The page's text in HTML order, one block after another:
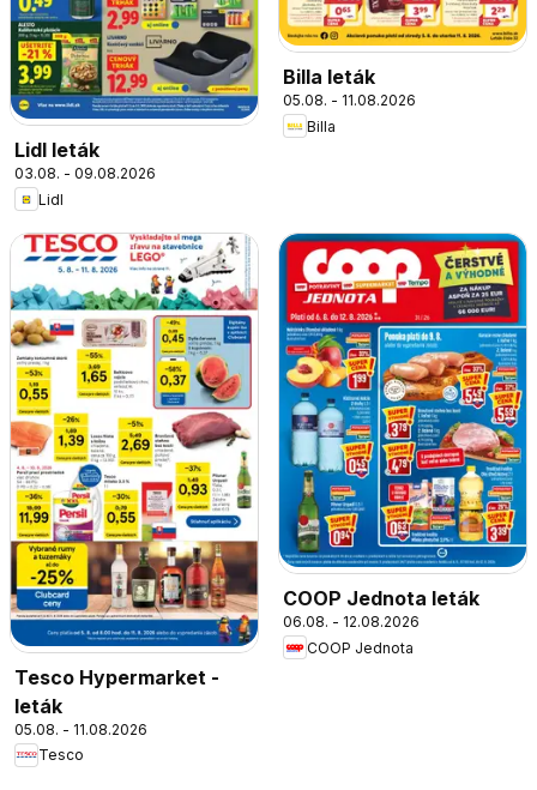
Lidl leták
03.08. - 09.08.2026
Lidl
Billa leták
05.08. - 11.08.2026
Billa
Tesco Hypermarket -
leták
05.08. - 11.08.2026
Tesco
COOP Jednota leták
06.08. - 12.08.2026
COOP Jednota